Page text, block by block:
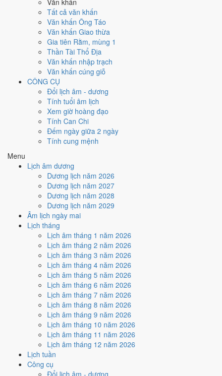
Tất cả văn khấn
Văn khấn Ông Táo
Văn khấn Giao thừa
Gia tiên Rằm, mùng 1
Thần Tài Thổ Địa
Văn khấn nhập trạch
Văn khấn cúng giỗ
CÔNG CỤ
Đổi lịch âm - dương
Tính tuổi âm lịch
Xem giờ hoàng đạo
Tính Can Chi
Đếm ngày giữa 2 ngày
Tính cung mệnh
Menu
Lịch âm dương
Dương lịch năm 2026
Dương lịch năm 2027
Dương lịch năm 2028
Dương lịch năm 2029
Âm lịch ngày mai
Lịch tháng
Lịch âm tháng 1 năm 2026
Lịch âm tháng 2 năm 2026
Lịch âm tháng 3 năm 2026
Lịch âm tháng 4 năm 2026
Lịch âm tháng 5 năm 2026
Lịch âm tháng 6 năm 2026
Lịch âm tháng 7 năm 2026
Lịch âm tháng 8 năm 2026
Lịch âm tháng 9 năm 2026
Lịch âm tháng 10 năm 2026
Lịch âm tháng 11 năm 2026
Lịch âm tháng 12 năm 2026
Lịch tuần
Công cụ
Đổi lịch âm - dương
Cưới hỏi - đính hôn
Trung bình
Cưới hỏi - đính hôn hôm nay ở
Hắc Đạo gây bất lợi.
Cách tính ngày tốt
Khai trương - mở cửa hàng
Trung bình
Khai trương - mở cửa hàng hôm nay ở
Ngày Hắc Đạogây bất lợi.
Cách tính ngày tốt
Ký hợp đồng - giao ước
Trung bình
Ký hợp đồng - giao ước hôm nay ở
Ngày Hắc Đạogây bất lợi.
Cách tính ngày tốt
🏗️
Động thổ - khởi công
Trung bình
Động thổ - khởi công hôm nay ở
Ngày Hắc Đạogây bất lợi.
Cách tính ngày tốt
🏡 Nhập trạch - vào nhà mới
Trung bình
Nhập trạch - vào nhà mới hôm nay ở
Ngày Hắc Đạogây bất lợi.
Cách tính ngày tốt
Mua xe - tậu xe
Trung bình
Mua xe - tậu xe hôm nay ởmức trung bình (5/10)
, nhưng Ngày Hắc Đạo kéo giảm điểm.
Cách tính ngày tốt
Xuất hành - đi xa
Trung bình
Xuất hành - đi xa hôm nay ở
Sao Chẩn, nhưng Ngày Hắc Đạo kéo giảm điểm.